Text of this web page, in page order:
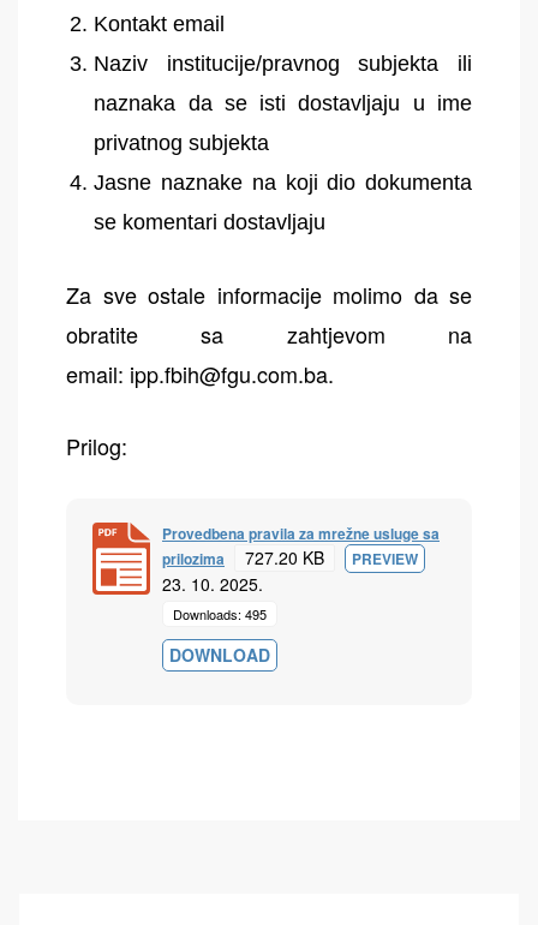
Kontakt email
Naziv institucije/pravnog subjekta ili
naznaka da se isti dostavljaju u ime
privatnog subjekta
Jasne naznake na koji dio dokumenta
se komentari dostavljaju
Za sve ostale informacije molimo da se
obratite sa zahtjevom na
email: ipp.fbih@fgu.com.ba.
Prilog:
Provedbena pravila za mrežne usluge sa
prilozima
727.20 KB PREVIEW
23. 10. 2025.
Downloads: 495
DOWNLOAD